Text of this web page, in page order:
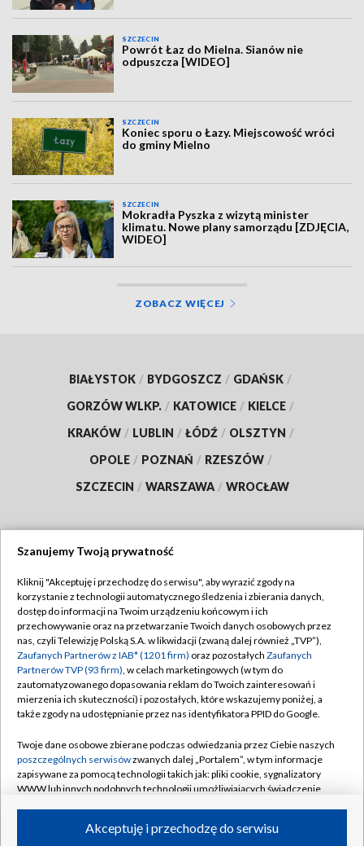
SZCZECIN
Powrót Łaz do Mielna. Sianów nie
odpuszcza [WIDEO]
SZCZECIN
Koniec sporu o Łazy. Miejscowość wróci
do gminy Mielno
SZCZECIN
Mokradła Pyszka z wizytą minister
klimatu. Nowe plany samorządu [ZDJĘCIA,
WIDEO]
ZOBACZ WIĘCEJ
BIAŁYSTOK / BYDGOSZCZ / GDAŃSK /
GORZÓW WLKP. / KATOWICE / KIELCE /
KRAKÓW / LUBLIN / ŁÓDŹ / OLSZTYN /
OPOLE / POZNAŃ / RZESZÓW /
SZCZECIN / WARSZAWA / WROCŁAW
TVP
Abonament TVP
Emisja w TVP
Centrum informacji TVP
Naziemna Telewizja Cyfrowa
Rada Programowa
System NOS
Informacje o nadawcy
Program dla prasy
Regulamin TVP
Polityka prywatności
Moje zgody
Pomoc
Kontakt
Kanały
Szanujemy Twoją prywatność
Kliknij "Akceptuję i przechodzę do serwisu", aby wyrazić zgody na
korzystanie z technologii automatycznego śledzenia i zbierania danych,
dostęp do informacji na Twoim urządzeniu końcowym i ich
przechowywanie oraz na przetwarzanie Twoich danych osobowych przez
nas, czyli Telewizję Polską S.A. w likwidacji (zwaną dalej również „TVP”),
Zaufanych Partnerów z IAB* (1201 firm) oraz pozostałych Zaufanych
Partnerów TVP (93 firm), w celach marketingowych (w tym do
zautomatyzowanego dopasowania reklam do Twoich zainteresowań i
mierzenia ich skuteczności) i pozostałych, które wskazujemy poniżej, a
także zgody na udostępnianie przez nas identyfikatora PPID do Google.
Twoje dane osobowe zbierane podczas odwiedzania przez Ciebie naszych
poszczególnych serwisówzwanych dalej „Portalem”, w tym informacje
zapisywane za pomocą technologii takich jak: pliki cookie, sygnalizatory
WWW lub innych podobnych technologii umożliwiających świadczenie
ruchu w Internecie.Akceptuję i przechodzę do serwisu